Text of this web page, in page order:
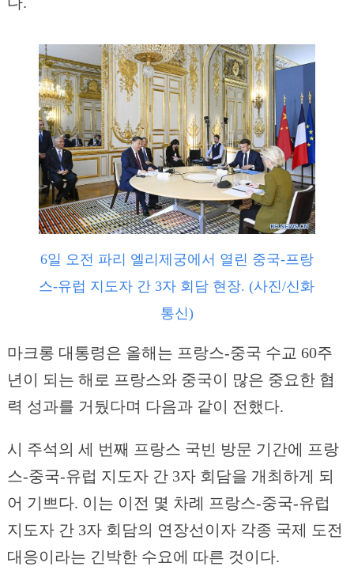
6일 오전 파리 엘리제궁에서 열린 중국-프랑
스-유럽 지도자 간 3자 회담 현장. (사진/신화
통신)
마크롱 대통령은 올해는 프랑스-중국 수교 60주
년이 되는 해로 프랑스와 중국이 많은 중요한 협
력 성과를 거뒀다며 다음과 같이 전했다.
시 주석의 세 번째 프랑스 국빈 방문 기간에 프랑
스-중국-유럽 지도자 간 3자 회담을 개최하게 되
어 기쁘다. 이는 이전 몇 차례 프랑스-중국-유럽
지도자 간 3자 회담의 연장선이자 각종 국제 도전
대응이라는 긴박한 수요에 따른 것이다.